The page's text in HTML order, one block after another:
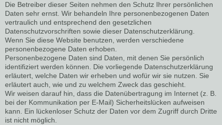
Die Betreiber dieser Seiten nehmen den Schutz Ihrer persönlichen
Daten sehr ernst. Wir behandeln Ihre personenbezogenen Daten
vertraulich und entsprechend den gesetzlichen
Datenschutzvorschriften sowie dieser Datenschutzerklärung.
Wenn Sie diese Website benutzen, werden verschiedene
personenbezogene Daten erhoben.
Personenbezogene Daten sind Daten, mit denen Sie persönlich
identifiziert werden können. Die vorliegende Datenschutzerklärung
erläutert, welche Daten wir erheben und wofür wir sie nutzen. Sie
erläutert auch, wie und zu welchem Zweck das geschieht.
Wir weisen darauf hin, dass die Datenübertragung im Internet (z. B.
bei der Kommunikation per E-Mail) Sicherheitslücken aufweisen
kann. Ein lückenloser Schutz der Daten vor dem Zugriff durch Dritte
ist nicht möglich.